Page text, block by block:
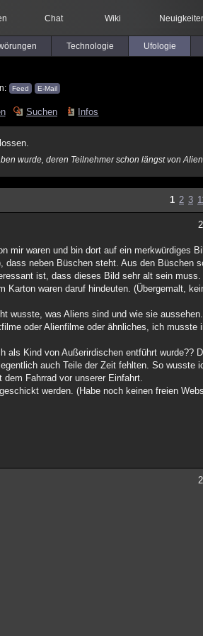
Chat Wiki
Technologie Ufologie
Feed E-Mail
Suchen Infos
wurde, deren Teilnehmer schon längst von
1 2 3
mir waren und bin dort auf ein merkwürdiges
neben Büschen steht. Aus den Büschen
ist, dass dieses Bild sehr alt sein
waren daruf hindeuten. (Übergemalt,
wusste, was Aliens sind und wie sie
oder Alienfilme oder ähnliches, ich musste
Kind von Außerirdischen entführt wurde??
auch Teile der Zeit fehlten. So wusste
Fahrrad vor unserer Einfahrt.
werden. (Habe noch keinen freien